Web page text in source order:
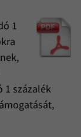
1
1 százalék